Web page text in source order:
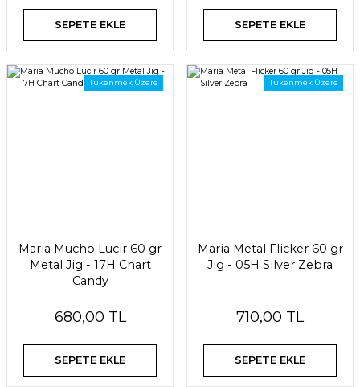
SEPETE EKLE SEPETE EKLE
Tükenmek Üzere
Maria Mucho Lucir 60 gr
Metal Jig - 17H Chart
Candy
680,00 TL
SEPETE EKLE
Tükenmek Üzere
Maria Metal Flicker 60 gr
Jig - 05H Silver Zebra
710,00 TL
SEPETE EKLE